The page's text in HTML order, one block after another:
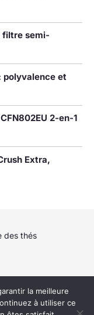
filtre semi-
polyvalence et
2-en-1
Extra,
des thés
la meilleure
à utiliser ce